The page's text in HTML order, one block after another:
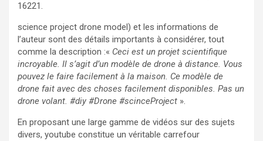
16221.
science project drone model) et les informations de
l’auteur sont des détails importants à considérer, tout
comme la description :« Ceci est un projet scientifique
incroyable. Il s’agit d’un modèle de drone à distance. Vous
pouvez le faire facilement à la maison. Ce modèle de
drone fait avec des choses facilement disponibles. Pas un
drone volant. #diy #Drone #scinceProject ».
En proposant une large gamme de vidéos sur des sujets
divers, youtube constitue un véritable carrefour